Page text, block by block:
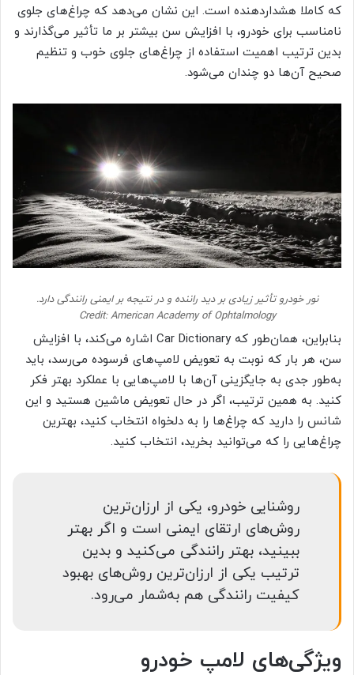
که کاملا هشداردهنده است. این نشان می‌دهد که چراغ‌های جلوی
نامناسب برای خودرو، با افزایش سن بیشتر بر ما تأثیر می‌گذارند و
بدین ترتیب اهمیت استفاده از چراغ‌های جلوی خوب و تنظیم
صحیح آن‌ها دو چندان می‌شود.
نور خودرو تأثیر زیادی بر دید راننده و در نتیجه بر ایمنی رانندگی دارد.
Credit: American Academy of Ophtalmology
بنابراین، همان‌طور که Car Dictionary اشاره می‌کند، با افزایش
سن، هر بار که نوبت به تعویض لامپ‌های فرسوده می‌رسد، باید
به‌طور جدی به جایگزینی آن‌ها با لامپ‌هایی با عملکرد بهتر فکر
کنید. به همین ترتیب، اگر در حال تعویض ماشین هستید و این
شانس را دارید که چراغ‌ها را به دلخواه انتخاب کنید، بهترین
چراغ‌هایی را که می‌توانید بخرید، انتخاب کنید.
روشنایی خودرو، یکی از ارزان‌ترین
روش‌های ارتقای ایمنی است و اگر بهتر
ببینید، بهتر رانندگی می‌کنید و بدین
ترتیب یکی از ارزان‌ترین روش‌های بهبود
کیفیت رانندگی هم به‌شمار می‌رود.
ویژگی‌های لامپ خودرو